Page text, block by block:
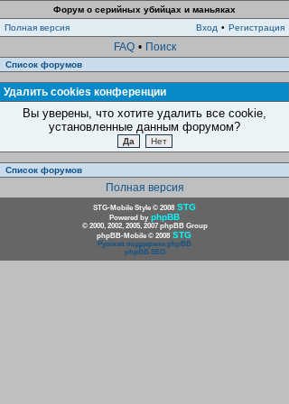
Форум о серийных убийцах и маньяках
Полная версия
Вход • Регистрация
FAQ • Поиск
Список форумов
Удалить cookies конференции
Вы уверены, что хотите удалить все cookie,
установленные данным форумом?
Список форумов
Полная версия
STG-Mobile Style © 2008 STG
Powered by phpBB
© 2000, 2002, 2005, 2007 phpBB Group
phpBB-Mobile © 2008 STG
Русская поддержка phpBB
phpBB SEO